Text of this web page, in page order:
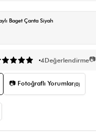
Baget Çanta Siyah
4Değerlendirme📷
📷 Fotoğraflı Yorumlar(0)